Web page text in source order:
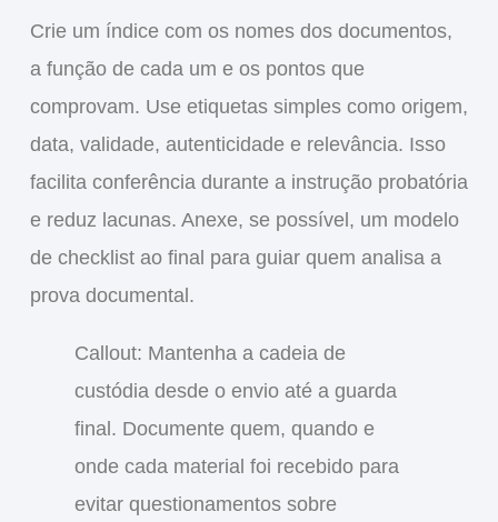
Crie um índice com os nomes dos documentos,
a função de cada um e os pontos que
comprovam. Use etiquetas simples como origem,
data, validade, autenticidade e relevância. Isso
facilita conferência durante a instrução probatória
e reduz lacunas. Anexe, se possível, um modelo
de checklist ao final para guiar quem analisa a
prova documental.
Callout: Mantenha a cadeia de
custódia desde o envio até a guarda
final. Documente quem, quando e
onde cada material foi recebido para
evitar questionamentos sobre